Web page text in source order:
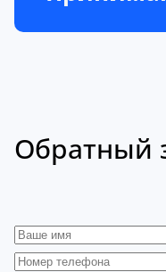
Обратный